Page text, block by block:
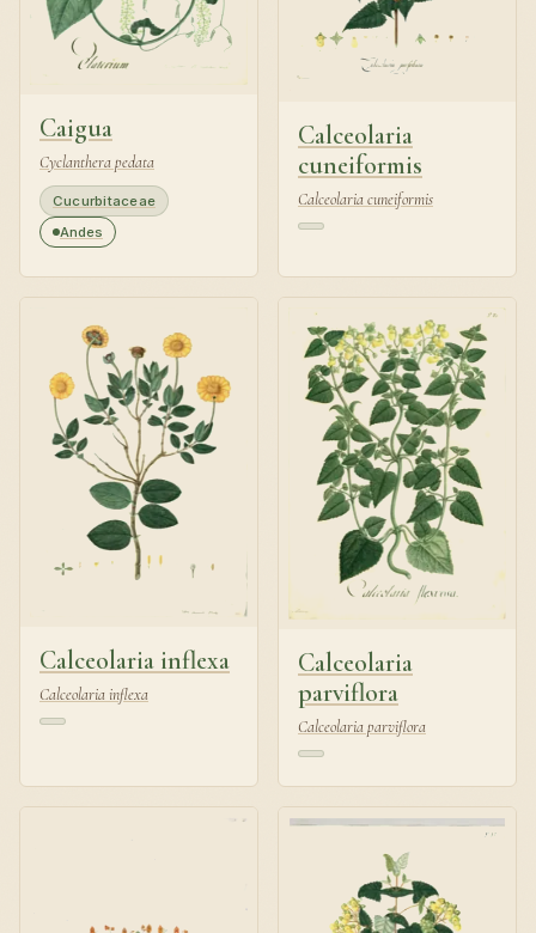
Caigua
Cyclanthera pedata
Cucurbitaceae
Andes
Calceolaria
cuneiformis
Calceolaria cuneiformis
Calceolaria inflexa
Calceolaria inflexa
Calceolaria
parviflora
Calceolaria parviflora